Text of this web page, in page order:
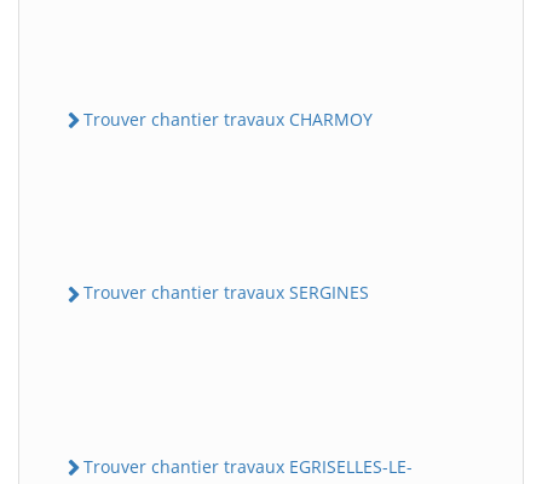
Trouver chantier travaux CHARMOY
Trouver chantier travaux SERGINES
Trouver chantier travaux EGRISELLES-LE-